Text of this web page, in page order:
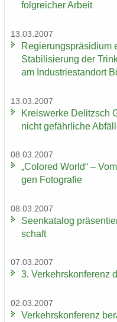
folg­rei­cher Ar­beit
13.03.2007
Re­gie­rungs­prä­si­di­um
Sta­bi­li­sie­rung der
am In­dus­trie­stand­ort
13.03.2007
Kreis­wer­ke De­litzsch
nicht ge­fähr­li­che
08.03.2007
„Co­lo­red World“ –
gen Fo­to­gra­fie
08.03.2007
Se­en­ka­ta­log
schaft
07.03.2007
3. Ver­kehrs­kon­fe­renz
02.03.2007
Ver­kehrs­kon­fe­renz